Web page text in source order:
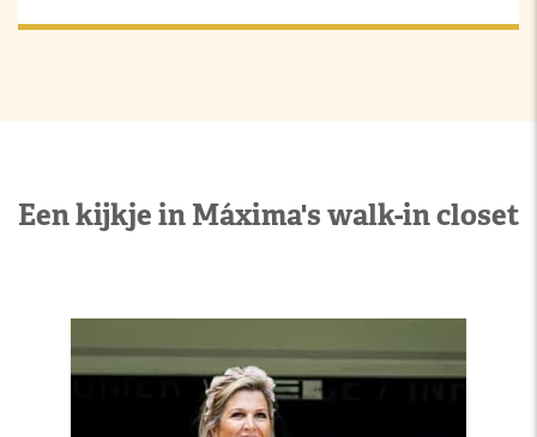
Een kijkje in Máxima's walk-in closet